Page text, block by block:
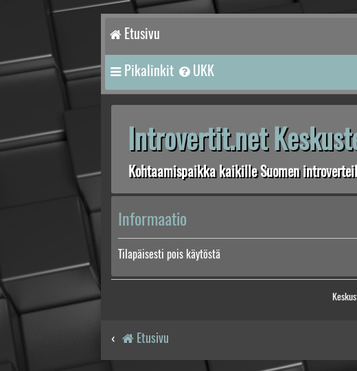
Etusivu
Pikalinkit UKK
Introvertit.net
Kohtaamispaikka kaikille Suomen
Informaatio
Tilapäisesti pois käytöstä
Etusivu